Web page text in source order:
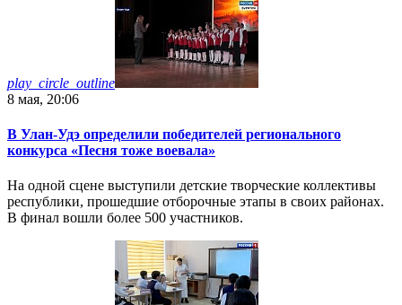
play_circle_outline
8 мая, 20:06
В Улан-Удэ определили победителей регионального
конкурса «Песня тоже воевала»
На одной сцене выступили детские творческие коллективы
республики, прошедшие отборочные этапы в своих районах.
В финал вошли более 500 участников.